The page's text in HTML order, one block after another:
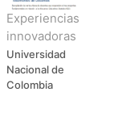
Experiencias
innovadoras
Universidad
Nacional de
Colombia